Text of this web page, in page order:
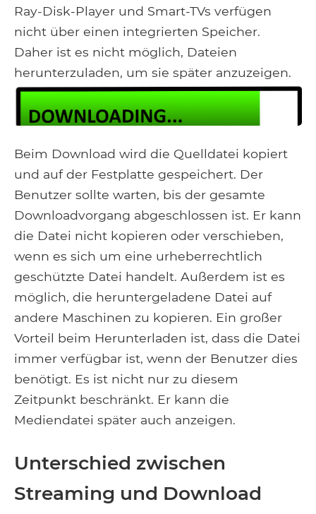
Ray-Disk-Player und Smart-TVs verfügen
nicht über einen integrierten Speicher.
Daher ist es nicht möglich, Dateien
herunterzuladen, um sie später anzuzeigen.
Beim Download wird die Quelldatei kopiert
und auf der Festplatte gespeichert. Der
Benutzer sollte warten, bis der gesamte
Downloadvorgang abgeschlossen ist. Er kann
die Datei nicht kopieren oder verschieben,
wenn es sich um eine urheberrechtlich
geschützte Datei handelt. Außerdem ist es
möglich, die heruntergeladene Datei auf
andere Maschinen zu kopieren. Ein großer
Vorteil beim Herunterladen ist, dass die Datei
immer verfügbar ist, wenn der Benutzer dies
benötigt. Es ist nicht nur zu diesem
Zeitpunkt beschränkt. Er kann die
Mediendatei später auch anzeigen.
Unterschied zwischen
Streaming und Download